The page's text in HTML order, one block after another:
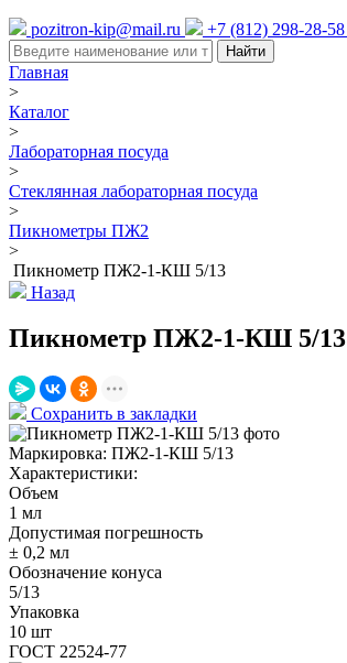
pozitron-kip@mail.ru +7 (812) 298-28-58
Найти
Главная
>
Каталог
>
Лабораторная посуда
>
Стеклянная лабораторная посуда
>
Пикнометры ПЖ2
>
Пикнометр ПЖ2-1-КШ 5/13
Назад
Пикнометр ПЖ2-1-КШ 5/13
Сохранить в закладки
Маркировка: ПЖ2-1-КШ 5/13
Характеристики:
Объем
1 мл
Допустимая погрешность
± 0,2 мл
Обозначение конуса
5/13
Упаковка
10 шт
ГОСТ 22524-77